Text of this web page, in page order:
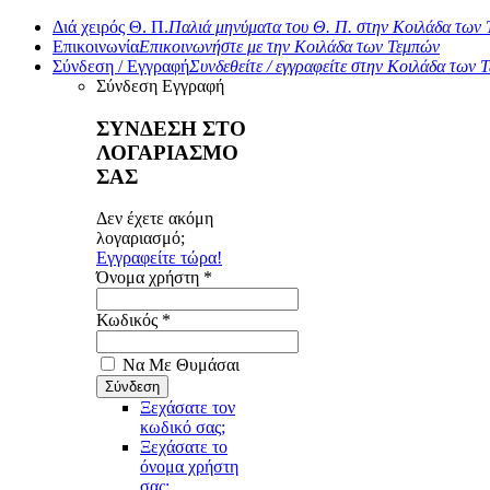
Διά χειρός Θ. Π.Παλιά μηνύματα του Θ. Π. στην Κοιλάδα των
ΕπικοινωνίαΕπικοινωνήστε με την Κοιλάδα των Τεμπών
Σύνδεση / ΕγγραφήΣυνδεθείτε / εγγραφείτε στην Κοιλάδα των
Σύνδεση Εγγραφή
ΣΥΝΔΕΣΗ ΣΤΟ
ΛΟΓΑΡΙΑΣΜΟ
ΣΑΣ
Δεν έχετε ακόμη
λογαριασμό;
Εγγραφείτε τώρα!
Όνομα χρήστη *
Κωδικός *
Να Με Θυμάσαι
Ξεχάσατε τον
κωδικό σας;
Ξεχάσατε το
όνομα χρήστη